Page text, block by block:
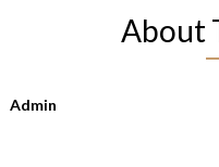
About
Admin